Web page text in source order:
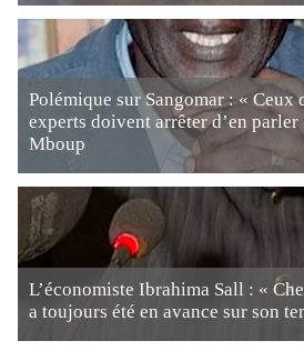
Polémique sur Sangomar : « Ceux
experts doivent arrêter d’en parler
Mboup
L’économiste Ibrahima Sall : «
a toujours été en avance sur son